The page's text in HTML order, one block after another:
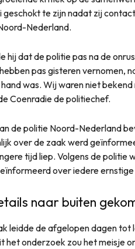
geschokt te zijn nadat zij
Nederland.
hij dat de politie pas na de
pas gisteren vernomen,
was. Wij waren niet
Coenradie de politiechef.
de politie Noord-Nederland
over de zaak werd
tijd liep. Volgens de politie
over iedere ernstige
naar buiten
leidde de afgelopen dagen
het onderzoek zou het meisje